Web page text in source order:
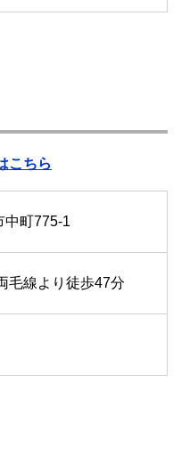
こちら
中町775-1
毛線より徒歩47分